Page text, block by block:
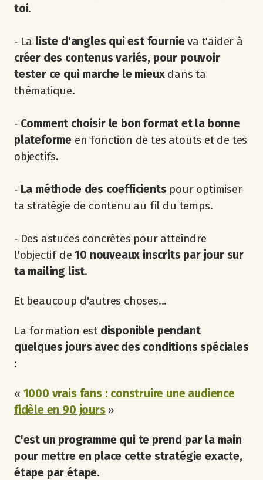
toi.
‐ La liste d'angles qui est fournie va t'aider à
créer des contenus variés, pour pouvoir
tester ce qui marche le mieuxdans ta
thématique.
‐ Comment choisir le bon format et la bonne
plateforme en fonction de tes atouts et de tes
objectifs.
‐ La méthode des coefficients pour optimiser
ta stratégie de contenu au fil du temps.
‐ Des astuces concrètes pour atteindre
l'objectif de10 nouveaux inscrits par jour sur
ta mailing list.
Et beaucoup d'autres choses...
La formation est disponible pendant
quelques jours avec des conditions spéciales
:
« 1000 vrais fans : construire une audience
fidèle en 90 jours »
C'est un programme qui te prend par la main
pour mettre en place cette stratégie exacte,
étape par étape.